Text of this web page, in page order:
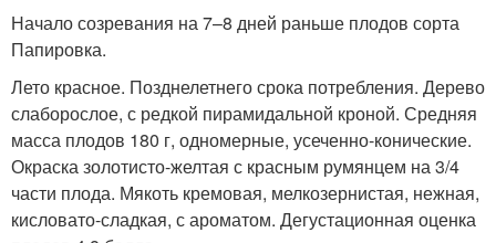
Начало созревания на 7–8 дней раньше плодов сорта
Папировка.
Лето красное. Позднелетнего срока потребления. Дерево
слаборослое, с редкой пирамидальной кроной. Средняя
масса плодов 180 г, одномерные, усеченно-конические.
Окраска золотисто-желтая с красным румянцем на 3/4
части плода. Мякоть кремовая, мелкозернистая, нежная,
кисловато-сладкая, с ароматом. Дегустационная оценка